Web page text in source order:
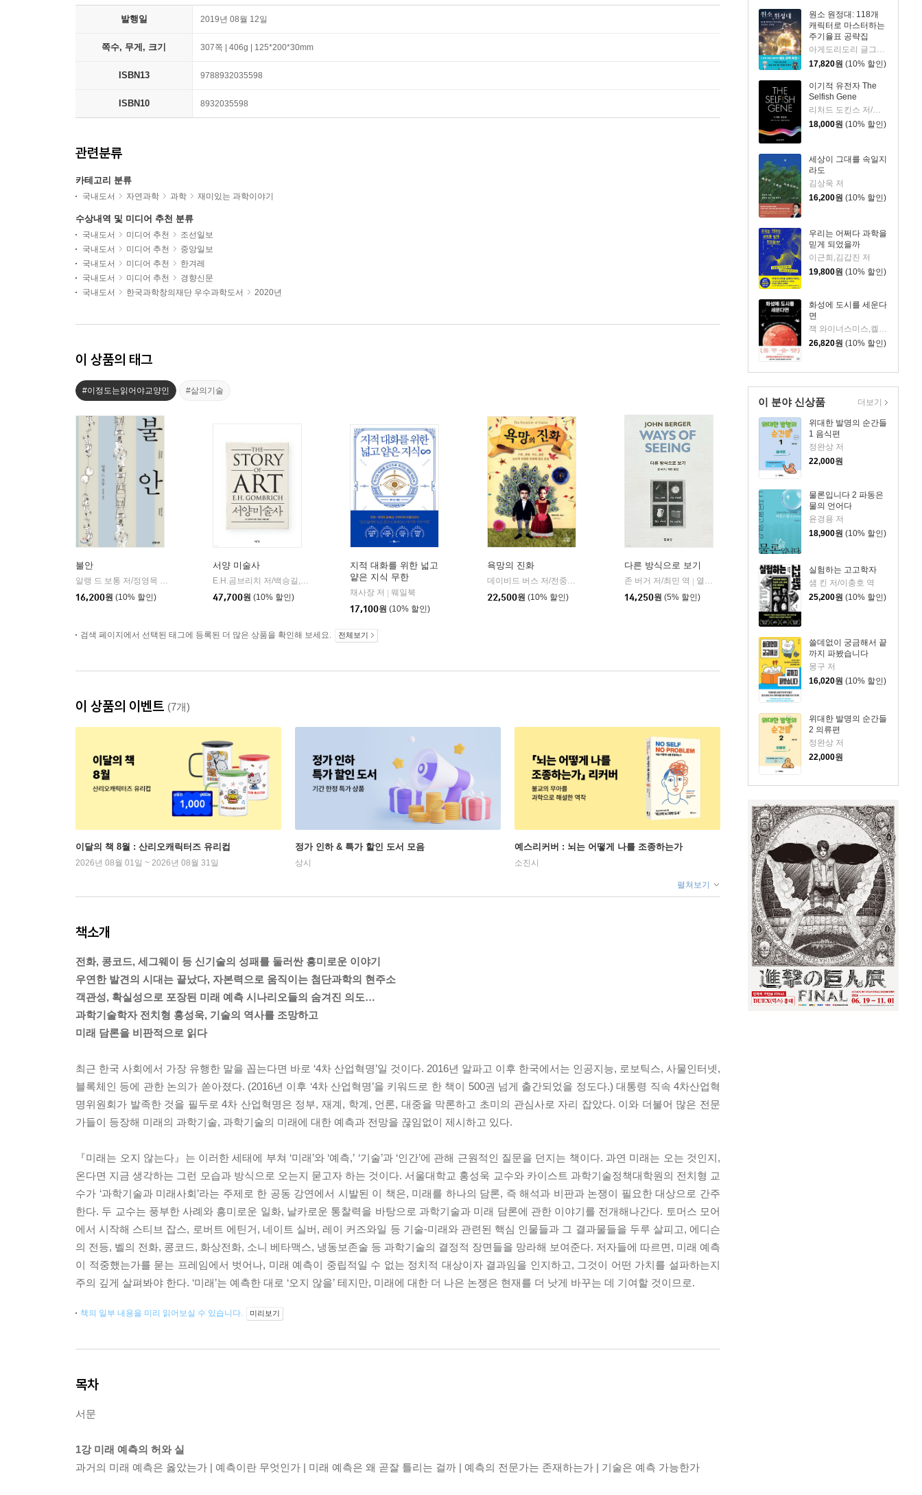
원소 원정대: 118개
캐릭터로 마스터하는
주기율표 공략집
아게도리도리 글그림/박재현 역/장홍제 감수
17,820원 (10% 할인)
이기적 유전자 The
Selfish Gene
리처드 도킨스 저/홍영남,이상임 공역
18,000원 (10% 할인)
세상이 그대를 속일지
라도
김상욱 저
16,200원 (10% 할인)
우리는 어쩌다 과학을
믿게 되었을까
이근희,김갑진 저
19,800원 (10% 할인)
화성에 도시를 세운다
면
26,820원 (10% 할인)
이 분야 신상품
위대한 발명의 순간들
1 음식편
정완상 저
22,000원
물론입니다 2 파동은
물의 언어다
윤경용 저
18,900원 (10% 할인)
실험하는 고고학자
샘 킨 저/이충호 역
25,200원 (10% 할인)
쓸데없이 궁금해서 끝
까지 파봤습니다
몽구 저
16,020원 (10% 할인)
위대한 발명의 순간들
2 의류편
정완상 저
22,000원
더보기
발행일 2019년 08월 12일
쪽수, 무게, 크기 307쪽 | 406g | 125*200*30mm
ISBN13 9788932035598
ISBN10 8932035598
관련분류
카테고리 분류
국내도서 자연과학 과학 재미있는 과학이야기
수상내역 및 미디어 추천 분류
국내도서 미디어 추천
조선일보
국내도서
미디어 추천
중앙일보
국내도서
미디어 추천
한겨레
국내도서
미디어 추천
경향신문
국내도서
한국과학창의재단 우수과학도서 2020년
이 상품의 태그
#이정도는읽어야교양인 #삶의기술
불안
알랭 드 보통 저/정영목 역
16,200원 (10% 할인)
서양 미술사
E.H.곰브리치 저/백승길,이종승 공역
예경
47,700원 (10% 할인)
지적 대화를 위한 넓고
얕은 지식 무한
채사장 저
웨일북
17,100원 (10% 할인)
욕망의 진화
데이비드 버스 저/전중환 역
사이언스북스
22,500원 (10% 할인)
다른 방식으로 보기
존 버거 저/최민 역
열화당
14,250원 (5% 할인)
검색 페이지에서 선택된 태그에 등록된 더 많은 상품을 확인해 보세요. 전체보기
이 상품의 이벤트 (7개)
이달의 책 8월 : 산리오캐릭터즈 유리컵
2026년 08월 01일 ~ 2026년 08월 31일
정가 인하 & 특가 할인 도서 모음
상시
예스리커버 : 뇌는 어떻게 나를 조종하는가
소진시
펼쳐보기
책소개
전화, 콩코드, 세그웨이 등 신기술의 성패를 둘러싼 흥미로운 이야기
우연한 발견의 시대는 끝났다, 자본력으로 움직이는 첨단과학의 현주소
객관성, 확실성으로 포장된 미래 예측 시나리오들의 숨겨진 의도…
과학기술학자 전치형 홍성욱, 기술의 역사를 조망하고
미래 담론을 비판적으로 읽다
최근 한국 사회에서 가장 유행한 말을 꼽는다면 바로 ‘4차 산업혁명’일 것이다. 2016년 알파고 이후 한국에서는 인공지능, 로보틱스, 사물인터넷,
블록체인 등에 관한 논의가 쏟아졌다. (2016년 이후 ‘4차 산업혁명’을 키워드로 한 책이 500권 넘게 출간되었을 정도다.) 대통령 직속 4차산업혁
명위원회가 발족한 것을 필두로 4차 산업혁명은 정부, 재계, 학계, 언론, 대중을 막론하고 초미의 관심사로 자리 잡았다. 이와 더불어 많은 전문
가들이 등장해 미래의 과학기술, 과학기술의 미래에 대한 예측과 전망을 끊임없이 제시하고 있다.
『미래는 오지 않는다』는 이러한 세태에 부쳐 ‘미래’와 ‘예측,’ ‘기술’과 ‘인간’에 관해 근원적인 질문을 던지는 책이다. 과연 미래는 오는 것인지,
온다면 지금 생각하는 그런 모습과 방식으로 오는지 묻고자 하는 것이다. 서울대학교 홍성욱 교수와 카이스트 과학기술정책대학원의 전치형 교
수가 ‘과학기술과 미래사회’라는 주제로 한 공동 강연에서 시발된 이 책은, 미래를 하나의 담론, 즉 해석과 비판과 논쟁이 필요한 대상으로 간주
한다. 두 교수는 풍부한 사례와 흥미로운 일화, 날카로운 통찰력을 바탕으로 과학기술과 미래 담론에 관한 이야기를 전개해나간다. 토머스 모어
에서 시작해 스티브 잡스, 로버트 에틴거, 네이트 실버, 레이 커즈와일 등 기술-미래와 관련된 핵심 인물들과 그 결과물들을 두루 살피고, 에디슨
의 전등, 벨의 전화, 콩코드, 화상전화, 소니 베타맥스, 냉동보존술 등 과학기술의 결정적 장면들을 망라해 보여준다. 저자들에 따르면, 미래 예측
이 적중했는가를 묻는 프레임에서 벗어나, 미래 예측이 중립적일 수 없는 정치적 대상이자 결과임을 인지하고, 그것이 어떤 가치를 설파하는지
주의 깊게 살펴봐야 한다. ‘미래’는 예측한 대로 ‘오지 않을’ 테지만, 미래에 대한 더 나은 논쟁은 현재를 더 낫게 바꾸는 데 기여할 것이므로.
책의 일부 내용을 미리 읽어보실 수 있습니다. 미리보기
목차
서문
1강 미래 예측의 허와 실
과거의 미래 예측은 옳았는가 | 예측이란 무엇인가 | 미래 예측은 왜 곧잘 틀리는 걸까 | 예측의 전문가는 존재하는가 | 기술은 예측 가능한가